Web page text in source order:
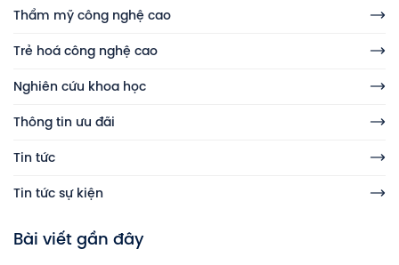
Thẩm mỹ công nghệ cao
Trẻ hoá công nghệ cao
Nghiên cứu khoa học
Thông tin ưu đãi
Tin tức
Tin tức sự kiện
Bài viết gần đây